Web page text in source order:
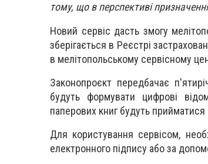
тому, що в перспективі
Новий сервіс дасть змогу
зберігається в Реєстрі
в мелітопольському сервісному
Законопроєкт передбачає
будуть формувати цифрові
паперових книг будуть
Для користування сервісом,
електронного підпису або за